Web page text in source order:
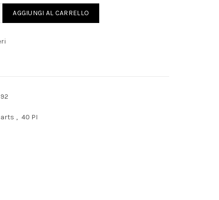
AGGIUNGI AL CARRELLO
, 40 PI